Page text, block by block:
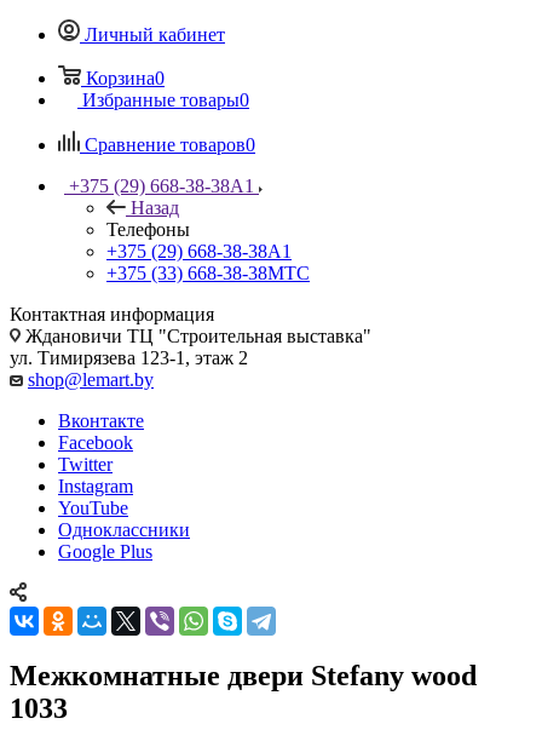
Личный кабинет
Корзина0
Избранные товары0
Сравнение товаров0
+375 (29) 668-38-38A1
Назад
Телефоны
+375 (29) 668-38-38A1
+375 (33) 668-38-38МТС
Контактная информация
Ждановичи ТЦ "Строительная выставка"
ул. Тимирязева 123-1, этаж 2
shop@lemart.by
Вконтакте
Facebook
Twitter
Instagram
YouTube
Одноклассники
Google Plus
Межкомнатные двери Stefany wood
1033